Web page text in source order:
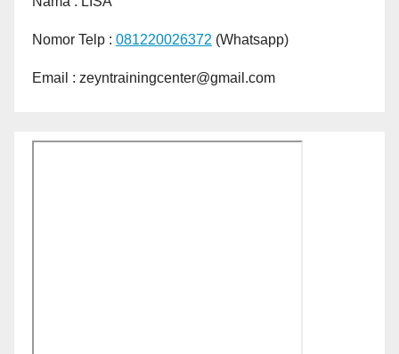
Nomor Telp : 081220026372 (Whatsapp)
Email : zeyntrainingcenter@gmail.com